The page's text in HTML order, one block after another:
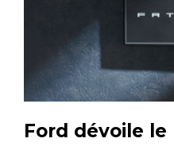
Ford dévoile le